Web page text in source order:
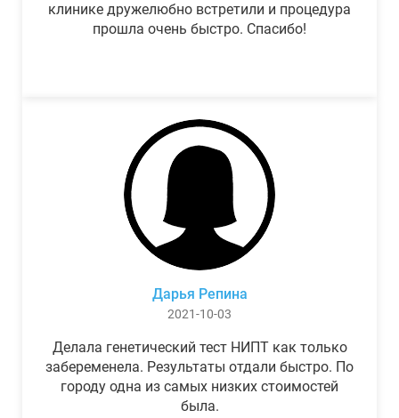
клинике дружелюбно встретили и процедура
прошла очень быстро. Спасибо!
Дарья Репина
2021-10-03
Делала генетический тест НИПТ как только
забеременела. Результаты отдали быстро. По
городу одна из самых низких стоимостей
была.